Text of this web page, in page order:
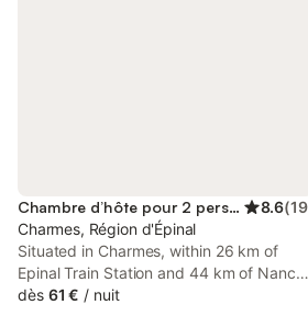
Chambre d’hôte pour 2 personnes 8.6(19
Charmes, Région d'Épinal
Situated in Charmes, within 26 km of
Epinal Train Station and 44 km of Nancy
Train Station, chambre privée dans une
dès 61 € / nuit